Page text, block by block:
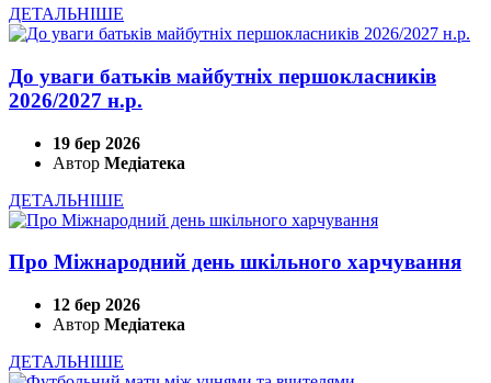
ДЕТАЛЬНІШЕ
До уваги батьків майбутніх першокласників
2026/2027 н.р.
19 бер 2026
Автор Медіатека
ДЕТАЛЬНІШЕ
Про Міжнародний день шкільного харчування
12 бер 2026
Автор Медіатека
ДЕТАЛЬНІШЕ